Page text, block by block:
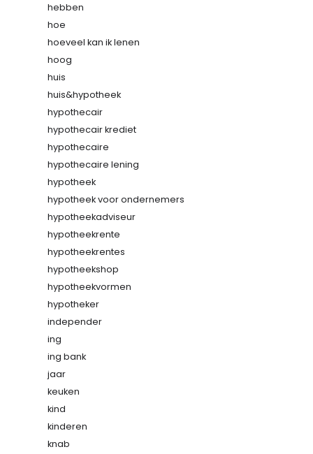
hebben
hoe
hoeveel kan ik lenen
hoog
huis
huis&hypotheek
hypothecair
hypothecair krediet
hypothecaire
hypothecaire lening
hypotheek
hypotheek voor ondernemers
hypotheekadviseur
hypotheekrente
hypotheekrentes
hypotheekshop
hypotheekvormen
hypotheker
independer
ing
ing bank
jaar
keuken
kind
kinderen
knab